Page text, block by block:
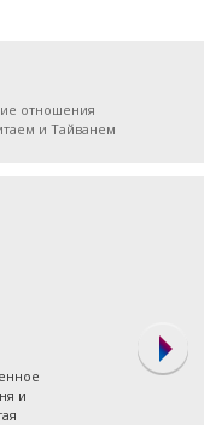
отношения
и Тайванем
и